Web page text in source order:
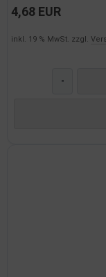
4,68 EUR
inkl. 19 % MwSt. zzgl.
-